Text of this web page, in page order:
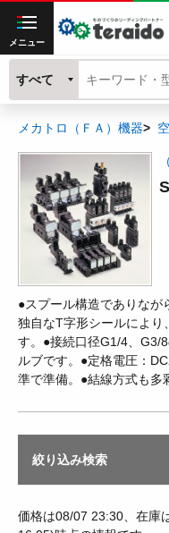
メニュー
すべて
メカトロ（ＦＡ）機器
●スプール構造でありなが
独自なT字形シールにより
す。●接続口径G1/4、G3/
ルブです。●定格電圧：
準で準備。●結線方式も多
絞り込み検索
価格は08/07 23:30、在庫